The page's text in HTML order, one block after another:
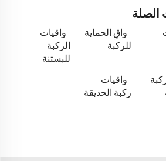
الصلة
واقِ الحماية
للركبة
واقيات
الركبة
للبستنة
واقيات
ركبة الحديقة